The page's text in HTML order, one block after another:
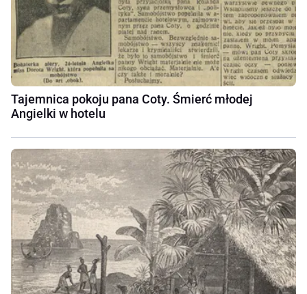
Tajemnica pokoju pana Coty. Śmierć młodej
Angielki w hotelu